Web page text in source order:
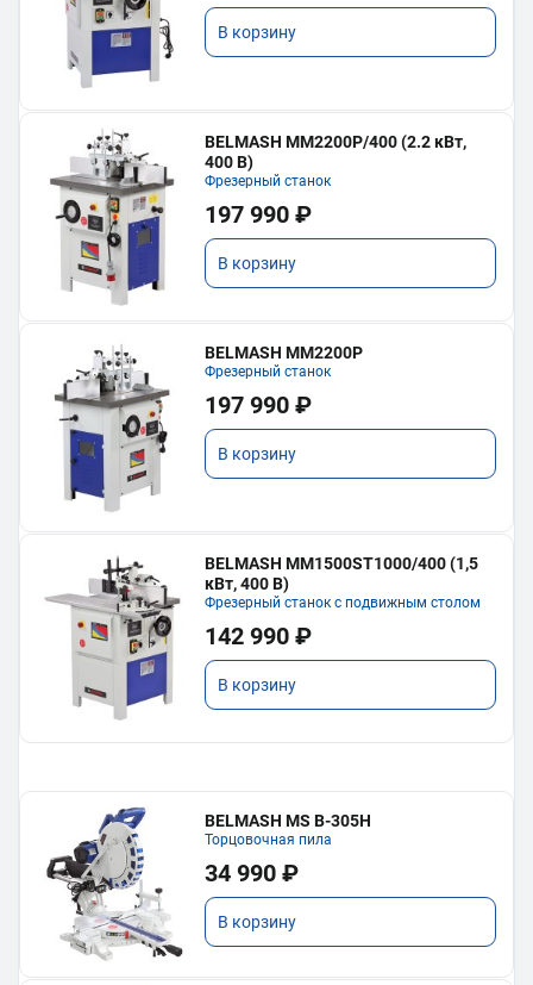
В корзину
BELMASH MM2200P/400 (2.2 кВт,
400 В)
Фрезерный станок
197 990 ₽
В корзину
BELMASH MM2200P
Фрезерный станок
197 990 ₽
В корзину
BELMASH MM1500ST1000/400 (1,5
кВт, 400 В)
Фрезерный станок с подвижным столом
142 990 ₽
В корзину
BELMASH MS B-305H
Торцовочная пила
34 990 ₽
В корзину